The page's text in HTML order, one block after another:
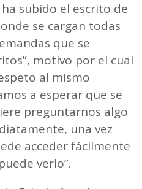
subido el escrito de
se cargan todas
que se
motivo por el cual
al mismo
a esperar que se
preguntarnos algo
una vez
acceder fácilmente
verlo”.